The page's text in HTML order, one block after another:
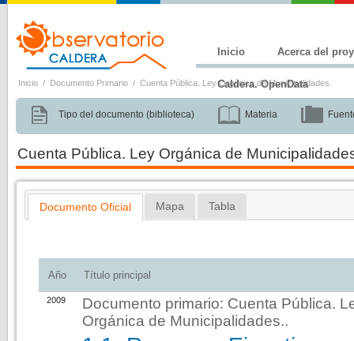
Inicio Acerca del
Caldera. OpenData
Inicio / Documento Primario / Cuenta Pública. Ley Orgánica de Municipalidades.
Tipo del documento (biblioteca) Materia
Cuenta Pública. Ley Orgánica de
Documento Oficial Mapa Tabla
Año Título principal
2009 Documento primario: Cuenta Pública.
Orgánica de Municipalidades..